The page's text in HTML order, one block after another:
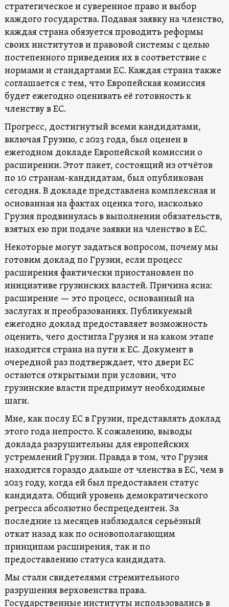
стратегическое и суверенное право и выбор
каждого государства. Подавая заявку на членство,
каждая страна обязуется проводить реформы
своих институтов и правовой системы с целью
постепенного приведения их в соответствие с
нормами и стандартами ЕС. Каждая страна также
соглашается с тем, что Европейская комиссия
будет ежегодно оценивать её готовность к
членству в ЕС.
Прогресс, достигнутый всеми кандидатами,
включая Грузию, с 2023 года, был оценен в
ежегодном докладе Европейской комиссии о
расширении. Этот пакет, состоящий из отчётов
по 10 странам-кандидатам, был опубликован
сегодня. В докладе представлена ​​комплексная и
основанная на фактах оценка того, насколько
Грузия продвинулась в выполнении обязательств,
взятых ею при подаче заявки на членство в ЕС.
Некоторые могут задаться вопросом, почему мы
готовим доклад по Грузии, если процесс
расширения фактически приостановлен по
инициативе грузинских властей. Причина ясна:
расширение — это процесс, основанный на
заслугах и преобразованиях. Публикуемый
ежегодно доклад предоставляет возможность
оценить, чего достигла Грузия и на каком этапе
находится страна на пути к ЕС. Документ в
очередной раз подтверждает, что двери ЕС
остаются открытыми при условии, что
грузинские власти предпримут необходимые
шаги.
Мне, как послу ЕС в Грузии, представлять доклад
этого года непросто. К сожалению, выводы
доклада разрушительны для европейских
устремлений Грузии. Правда в том, что Грузия
находится гораздо дальше от членства в ЕС, чем в
2023 году, когда ей был предоставлен статус
кандидата. Общий уровень демократического
регресса абсолютно беспрецедентен. За
последние 12 месяцев наблюдался серьёзный
откат назад как по основополагающим
принципам расширения, так и по
предоставлению статуса кандидата.
Мы стали свидетелями стремительного
разрушения верховенства права.
Государственные институты использовались в